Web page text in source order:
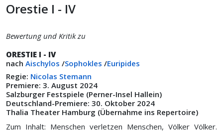
Orestie I - IV
Bewertung und Kritik zu
ORESTIE I - IV
nach Aischylos /Sophokles /Euripides
Regie: Nicolas Stemann
Premiere: 3. August 2024
Salzburger Festspiele (Perner-Insel Hallein)
Deutschland-Premiere: 30. Oktober 2024
Thalia Theater Hamburg (Übernahme ins Repertoire)
Zum Inhalt: Menschen verletzen Menschen, Völker Völker.